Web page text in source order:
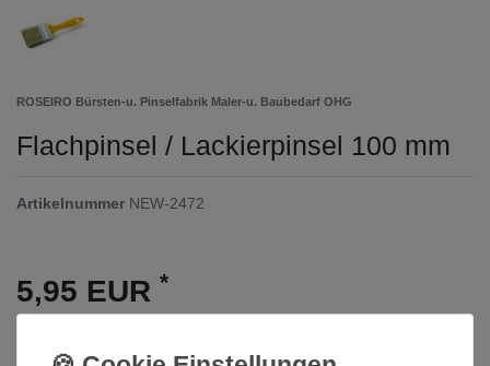
ROSEIRO Bürsten-u. Pinselfabrik Maler-u. Baubedarf OHG
Flachpinsel / Lackierpinsel 100 mm
Artikelnummer NEW-2472
5,95 EUR *
Grundpreis5,95 € / Stück